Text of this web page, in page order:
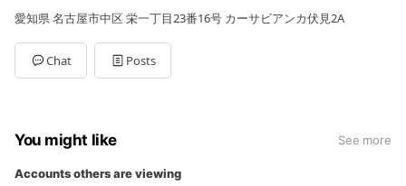
愛知県 名古屋市中区 栄一丁目23番16号 カーサビアンカ伏見2A
Chat Posts
You might like See more
Accounts others are viewing